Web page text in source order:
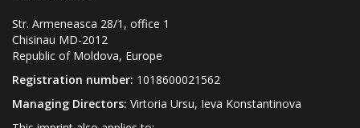
Str. Armeneasca 28/1, office 1
Chisinau MD-2012
Republic of Moldova, Europe
Registration number: 1018600021562
Managing Directors: Virtoria Ursu, Ieva Konstantinova